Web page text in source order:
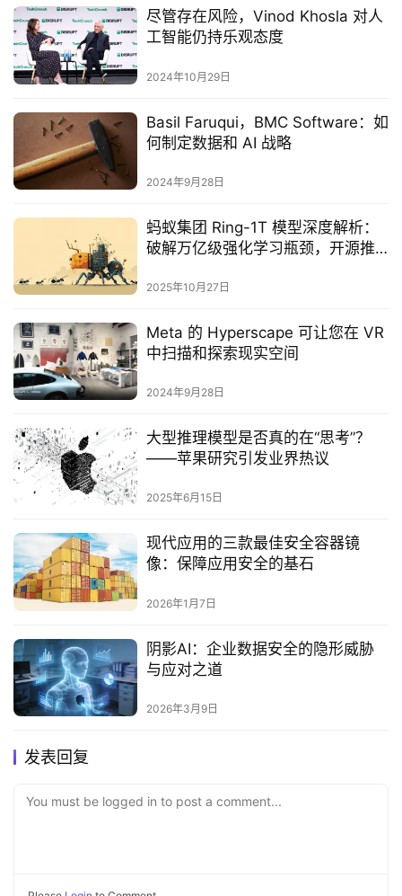
尽管存在风险，Vinod Khosla 对人
工智能仍持乐观态度
2024年10月29日
Basil Faruqui，BMC Software：如
何制定数据和 AI 战略
2024年9月28日
蚂蚁集团 Ring-1T 模型深度解析：
破解万亿级强化学习瓶颈，开源推
2025年10月27日
Meta 的 Hyperscape 可让您在 VR
中扫描和探索现实空间
2024年9月28日
大型推理模型是否真的在“思考”？
——苹果研究引发业界热议‌
2025年6月15日
现代应用的三款最佳安全容器镜
像：保障应用安全的基石
2026年1月7日
阴影AI：企业数据安全的隐形威胁
与应对之道
2026年3月9日
发表回复
You must be logged in to post a comment...